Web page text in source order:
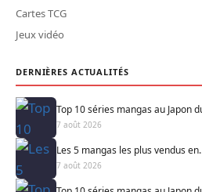
Cartes TCG
Jeux vidéo
DERNIÈRES ACTUALITÉS
Top 10 séries mangas au Japon
7 août 2026
Les 5 mangas les plus vendus
7 août 2026